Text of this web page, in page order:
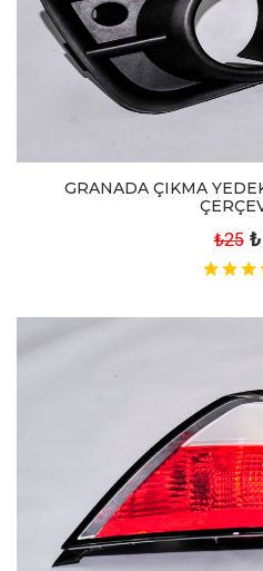
GRANADA ÇIKMA
₺25